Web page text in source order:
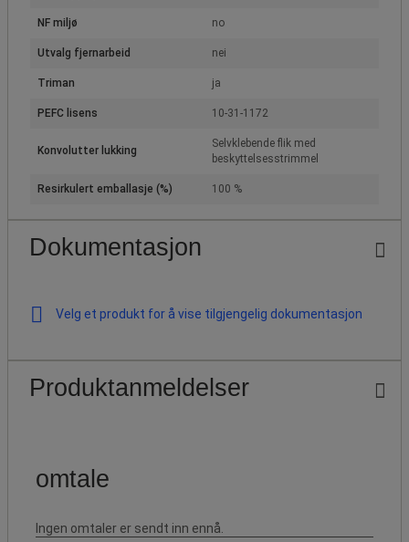
NF miljø no
Utvalg fjernarbeid nei
Triman ja
PEFC lisens 10-31-1172
Konvolutter lukking
Selvklebende flik med
beskyttelsesstrimmel
Resirkulert emballasje (%) 100 %
Dokumentasjon
Velg et produkt for å vise tilgjengelig dokumentasjon
Produktanmeldelser